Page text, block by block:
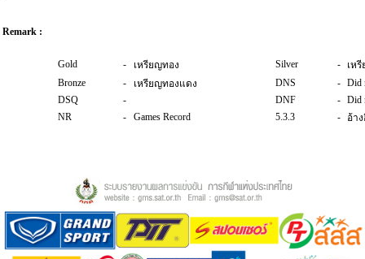
Remark :
Gold - เหรียญทอง Silver -
เห
Bronze
- เหรียญทองแดง DNS -
Did
DSQ
- DNF -
Did
NR
- Games Record 5.3.3 - อ้า